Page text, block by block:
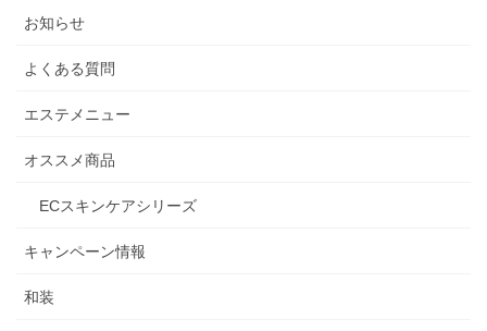
お知らせ
よくある質問
エステメニュー
オススメ商品
ECスキンケアシリーズ
キャンペーン情報
和装